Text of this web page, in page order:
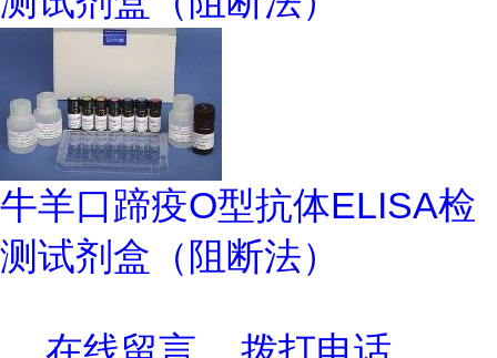
牛羊口蹄疫O型抗体ELISA检
测试剂盒（阻断法）